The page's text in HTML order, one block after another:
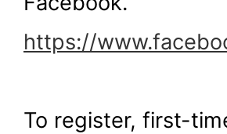
https://
To register, first-